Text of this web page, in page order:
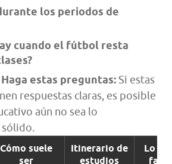
los periodos de
cuando el fútbol resta
estas preguntas: Si estas
respuestas claras, es posible
aún no sea lo
Cómo suele
ser
Itinerario de
estudios
Lo